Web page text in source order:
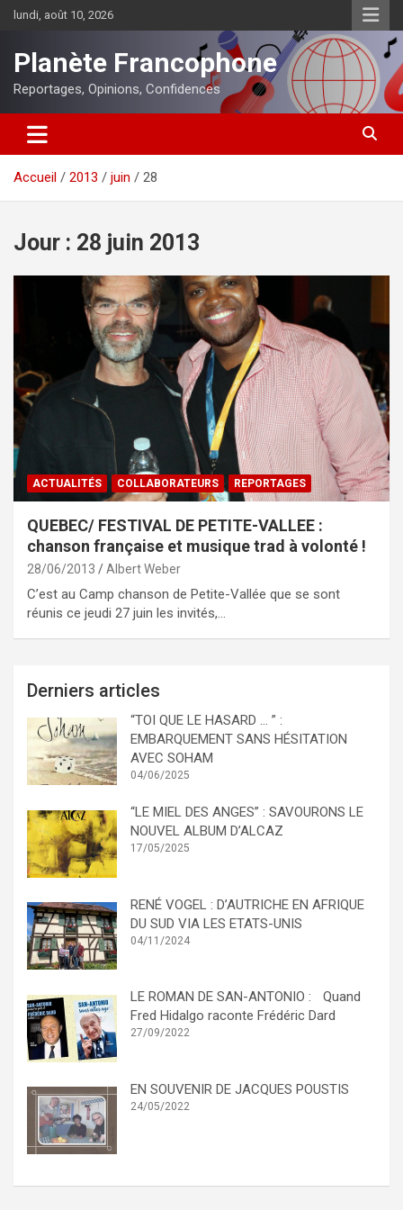
Allerlundi, août 10, 2026
Planète Francophone
Reportages, Opinions, Confidences
Accueil 2013 juin 28
Jour : 28 juin 2013
ACTUALITÉS COLLABORATEURS REPORTAGES
QUEBEC/ FESTIVAL DE PETITE-VALLEE :
chanson française et musique trad à volonté !
28/06/2013 Albert Weber
C’est au Camp chanson de Petite-Vallée que se sont
réunis ce jeudi 27 juin les invités,…
Derniers articles
“TOI QUE LE HASARD … ” :
EMBARQUEMENT SANS HÉSITATION
AVEC SOHAM
04/06/2025
“LE MIEL DES ANGES” : SAVOURONS LE
NOUVEL ALBUM D’ALCAZ
17/05/2025
RENÉ VOGEL : D’AUTRICHE EN AFRIQUE
DU SUD VIA LES ETATS-UNIS
04/11/2024
LE ROMAN DE SAN-ANTONIO : Quand
Fred Hidalgo raconte Frédéric Dard
27/09/2022
EN SOUVENIR DE JACQUES POUSTIS
24/05/2022